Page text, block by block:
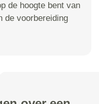
de hoogte bent van
de voorbereiding